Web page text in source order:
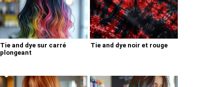
Tie and dye sur carré
plongeant
Tie and dye noir et rouge